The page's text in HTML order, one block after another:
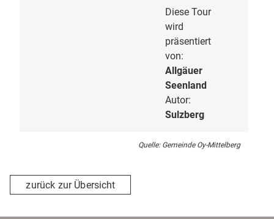
Diese Tour
wird
präsentiert
von:
Allgäuer
Seenland
Autor:
Sulzberg
Quelle: Gemeinde Oy-Mittelberg
zurück zur Übersicht